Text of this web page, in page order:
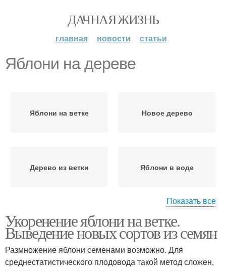
ДАЧНАЯ ЖИЗНЬ
главная новости статьи
Яблони на дереве
Яблони на ветке Новое дерево
Дерево из ветки Яблони в воде
Отводки на яблоне
Показать все
Укоренение яблони на ветке.
Выведение новых сортов из семян
Размножение яблони семенами возможно. Для
среднестатистического плодовода такой метод сложен,